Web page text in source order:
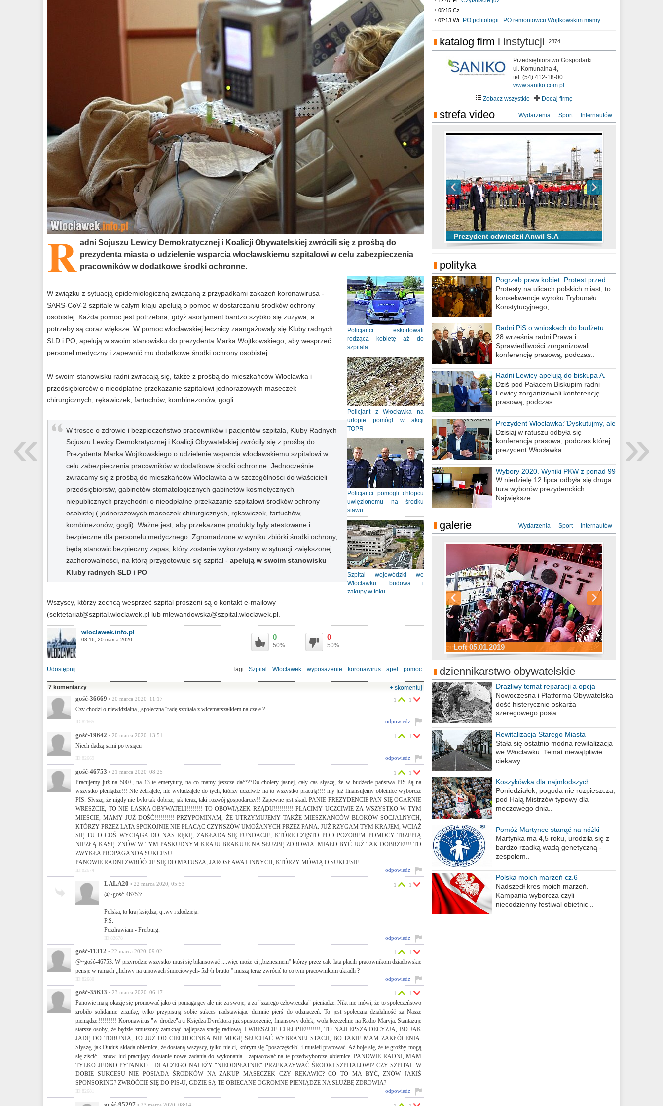
R adni Sojuszu Lewicy Demokratycznej i Koalicji Obywatelskiej zwrócili się z prośbą do
prezydenta miasta o udzielenie wsparcia włocławskiemu szpitalowi w celu zabezpieczenia
pracowników w dodatkowe środki ochronne.
Policjanci eskortowali
rodzącą kobietę aż do
szpitala
Policjant z Włocławka na
urlopie pomógł w akcji
TOPR
Policjanci pomogli chłopcu
uwięzionemu na środku
stawu
Szpital wojewódzki we
Włocławku: budowa i
zakupy w toku
W związku z sytuacją epidemiologiczną związaną z przypadkami zakażeń koronawirusa -
SARS-CoV-2 szpitale w całym kraju apelują o pomoc w dostarczaniu środków ochrony
osobistej. Każda pomoc jest potrzebna, gdyż asortyment bardzo szybko się zużywa, a
potrzeby są coraz większe. W pomoc włocławskiej lecznicy zaangażowały się Kluby radnych
SLD i PO, apelują w swoim stanowisku do prezydenta Marka Wojtkowskiego, aby wesprzeć
personel medyczny i zapewnić mu dodatkowe środki ochrony osobistej.
W swoim stanowisku radni zwracają się, także z prośbą do mieszkańców Włocławka i
przedsiębiorców o nieodpłatne przekazanie szpitalowi jednorazowych maseczek
chirurgicznych, rękawiczek, fartuchów, kombinezonów, gogli.
W trosce o zdrowie i bezpieczeństwo pracowników i pacjentów szpitala, Kluby Radnych
Sojuszu Lewicy Demokratycznej i Koalicji Obywatelskiej zwróciły się z prośbą do
Prezydenta Marka Wojtkowskiego o udzielenie wsparcia włocławskiemu szpitalowi w
celu zabezpieczenia pracowników w dodatkowe środki ochronne. Jednocześnie
zwracamy się z prośbą do mieszkańców Włocławka a w szczególności do właścicieli
przedsiębiorstw, gabinetów stomatologicznych gabinetów kosmetycznych,
niepublicznych przychodni o nieodpłatne przekazanie szpitalowi środków ochrony
osobistej ( jednorazowych maseczek chirurgicznych, rękawiczek, fartuchów,
kombinezonów, gogli). Ważne jest, aby przekazane produkty były atestowane i
bezpieczne dla personelu medycznego. Zgromadzone w wyniku zbiórki środki ochrony,
będą stanowić bezpieczny zapas, który zostanie wykorzystany w sytuacji zwiększonej
zachorowalności, na którą przygotowuje się szpital - apelują w swoim stanowisku
Kluby radnych SLD i PO
Wszyscy, którzy zechcą wesprzeć szpital proszeni są o kontakt e-mailowy
(sektetariat@szpital.wloclawek.pl lub mlewandowska@szpital.wloclawek.pl
wloclawek.info.pl
08:16, 20 marca 2020 0
50%
0
50%
Udostępnij Tagi: Szpital Włocławek wyposażenie koronawirus apel
pomoc
7 komentarzy
+ skomentuj
gość-36669 • 20 marca 2020, 11:17
Czy chodzi o niewidzialną ,,społeczną ''radę szpitala z wicemarszałkiem na czele ?
1 1
odpowiedz
ID:82665
gość-19642 • 20 marca 2020, 13:51
Niech dadzą sami po tysiącu
1 1
odpowiedz
ID:82669
gość-46753 • 21 marca 2020, 08:25
Pracujemy już na 500+, na 13-te emerytury, na co mamy jeszcze dać???Do cholery jasnej, cały cas słyszę, że w budżecie państwa PIS śą na
wszystko pieniądze!!! Nie żebrajcie, nie wyłudzajcie do tych, którzy uczciwie na to wszystko pracują!!!! my już finansujemy obietnice wyborcze
PIS. Słyszę, że nigdy nie było tak dobrze, jak teraz, taki rozwój gospodarczy!! Zapewne jest skąd. PANIE PREZYDENCIE PAN SIĘ OGARNIE
WRESZCIE, TO NIE ŁASKA OBYWATELI!!!!!!!! TO OBOWIĄZEK RZĄDU!!!!!!!!!! PŁACIMY UCZCIWIE ZA WSZYSTKO W TYM
MIEŚCIE, MAMY JUŻ DOŚĆ!!!!!!!!!! PRZYPOMINAM, ŻE UTRZYMUJEMY TAKŻE MIESZKAŃCÓW BLOKÓW SOCJALNYCH,
KTÓRZY PRZEZ LATA SPOKOJNIE NIE PŁACĄC CZYNSZÓW UMOŻANYCH PRZEZ PANA. JUŻ RZYGAM TYM KRAJEM, WCIAŻ
SIĘ TU O COŚ WYCIĄGA DO NAS RĘKĘ, ZAKŁADA SIĘ FUNDACJE, KTÓRE CZĘSTO POD POZOREM POMOCY TRZEPIĄ
NIEZŁĄ KASĘ. ZNÓW W TYM PASKUDNYM KRAJU BRAKUJE NA SŁUŻBĘ ZDROWIA. MIAŁO BYĆ JUŻ TAK DOBRZE!!!! TO
ZWYKŁA PROPAGANDA SUKCESU.
PANOWIE RADNI ZWRÓĆCIE SIĘ DO MATUSZA, JAROSŁAWA I INNYCH, KTÓRZY MÓWIĄ O SUKCESIE.
1 1
odpowiedz
ID:82674
LALA20 • 22 marca 2020, 05:53
@~gość-46753:
Polska, to kraj księdza, q..wy i złodzieja.
P.S.
Pozdrawiam - Freiburg.
1 1
odpowiedz
ID:82678
gość-11312 • 22 marca 2020, 09:02
@~gość-46753: W przyrodzie wszystko musi się bilansować ....więc może ci ,,biznesmeni'' którzy przez całe lata płacili pracownikom dziadowskie
pensje w ramach ,,lichwy na umowach śmieciowych- 5zł /h brutto '' muszą teraz zwrócić to co tym pracownikom ukradli ?
1 1
odpowiedz
ID:82680
gość-35633 • 23 marca 2020, 06:17
Panowie mają okazję się promować jako ci pomagający ale nie za swoje, a za "szarego człowieczka" pieniądze. Nikt nie mówi, że to społeczeństwo
zrobiło solidarnie zrzutkę, tylko przypisują sobie sukces nadstawiając dumnie pierś do odznaczeń. To jest społeczna działalność za Nasze
pieniądze.!!!!!!!!! Koronawirus "w drodze"a u Księdza Dyrektora już spustoszenie, finansowy dołek, woła bezczelnie na Radio Maryja. Stantażuje
starsze osoby, że będzie zmuszony zamknąć najlepsza stację radiową. I WRESZCIE CHŁOPIE!!!!!!!!, TO NAJLEPSZA DECYZJA, BO JAK
JADĘ DO TORUNIA, TO JUŻ OD CIECHOCINKA NIE MOGĘ SŁUCHAĆ WYBRANEJ STACJI, BO TAKIE MAM ZAKŁÓCENIA.
Słyszę, jak Duduś składa obietnice, że dostaną wszyscy, tylko nie ci, którym się "poszczęściło" i musieli pracować. Aż boje się, że te groźby mogą
się ziścić - znów lud pracujący dostanie nowe zadania do wykonania - zapracować na te przedwyborcze obietnice. PANOWIE RADNI, MAM
TYLKO JEDNO PYTANKO - DLACZEGO NALEŻY "NIEODPŁATNIE" PRZEKAZYWAĆ ŚRODKI SZPITALOWI? CZY SZPITAL W
DOBIE SUKCESU NIE POSIADA ŚRODKÓW NA ZAKUP MASECZEK CZY RĘKAWIC? CO TO MA BYĆ, ZNÓW JAKIŚ
SPONSORING? ZWRÓĆCIE SIĘ DO PIS-U, GDZIE SĄ TE OBIECANE OGROMNE PIENIĄDZE NA SŁUŻBĘ ZDROWIA?
1 1
odpowiedz
ID:82681
gość-95297 • 23 marca 2020, 08:14
05:15 Cz. ..
07:13 Wt. PO politologii . PO remontowcu Wojtkowskim mamy..
katalog firm i instytucji 2874
Przedsiębiorstwo Gospodarki
ul. Komunalna 4,
tel. (54) 412-18-00
www.saniko.com.pl
Zobacz wszystkie
Dodaj firmę
strefa video Wydarzenia Sport Internautów
Prezydent odwiedził Anwil S.A
TOP 10 przechwytów Anwilu Włocławek
w EBL w sezonie 2019/2020
TOP 5 rzutów Anwilu Włocławek w BCL
w sezonie 2019/2020
Ni To Ponk - W oczach mamy strach
sixf33t .Last Year DRONE FOOTAGE
Włocławek
XXIII Sesja Rady Miasta Włocławek VIII
kadencji w dniu 09.06.2020 r.
polityka
Pogrzeb praw kobiet. Protest przed
biurem poselskim PiS
Protesty na ulicach polskich miast, to
konsekwencje wyroku Trybunału
Konstytucyjnego,..
Radni PiS o wnioskach do budżetu
miasta na 2021 rok
28 września radni Prawa i
Sprawiedliwości zorganizowali
konferencję prasową, podczas..
Radni Lewicy apelują do biskupa A.
Wiesława Meringa
Dziś pod Pałacem Biskupim radni
Lewicy zorganizowali konferencję
prasową, podczas..
Prezydent Włocławka:"Dyskutujmy, ale
nie obrażajmy się”
Dzisiaj w ratuszu odbyła się
konferencja prasowa, podczas której
prezydent Włocławka..
Wybory 2020. Wyniki PKW z ponad 99
procent obwodów
W niedzielę 12 lipca odbyła się druga
tura wyborów prezydenckich.
Największe..
galerie Wydarzenia Sport Internautów
Loft 05.01.2019
Sylwester Podgrodzie 31.12.2018
Sylwester Pensjonat Michelin 31.12.2018
Sylwester Hotel Młyn 31.12.2018
Sylwester Miejski 31.12.2018
Sylwester Loft 31.12.2018
dziennikarstwo obywatelskie
Drażliwy temat reparacji a opcja
berlińska
Nowoczesna i Platforma Obywatelska
dość histerycznie oskarża
szeregowego posła..
Rewitalizacja Starego Miasta
Stała się ostatnio modna rewitalizacja
we Włocławku. Temat niewątpliwie
ciekawy...
Koszykówka dla najmłodszych
Poniedziałek, pogoda nie rozpieszcza,
pod Halą Mistrzów typowy dla
meczowego dnia..
Pomóż Martynce stanąć na nóżki
Martynka ma 4,5 roku, urodziła się z
bardzo rzadką wadą genetyczną -
zespołem..
Polska moich marzeń cz.6
Nadszedł kres moich marzeń.
Kampania wyborcza czyli
niecodzienny festiwal obietnic,..
»
«